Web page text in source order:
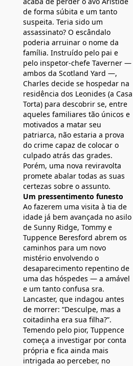
de forma súbita e um tanto
suspeita. Teria sido um
assassinato? O escândalo
poderia arruinar o nome da
família. Instruído pelo pai e
pelo inspetor-chefe Taverner ―
ambos da Scotland Yard ―,
Charles decide se hospedar na
residência dos Leonides (a Casa
Torta) para descobrir se, entre
aqueles familiares tão únicos e
motivados a matar seu
patriarca, não estaria a prova
do crime capaz de colocar o
culpado atrás das grades.
Porém, uma nova reviravolta
promete abalar todas as suas
certezas sobre o assunto.
Um pressentimento funesto
Ao fazerem uma visita à tia de
idade já bem avançada no asilo
de Sunny Ridge, Tommy e
Tuppence Beresford abrem os
caminhos para um novo
mistério envolvendo o
desaparecimento repentino de
uma das hóspedes ― a amável
e um tanto confusa sra.
Lancaster, que indagou antes
de morrer: “Desculpe, mas a
coitadinha era sua filha?”.
Temendo pelo pior, Tuppence
começa a investigar por conta
própria e fica ainda mais
intrigada ao perceber, no